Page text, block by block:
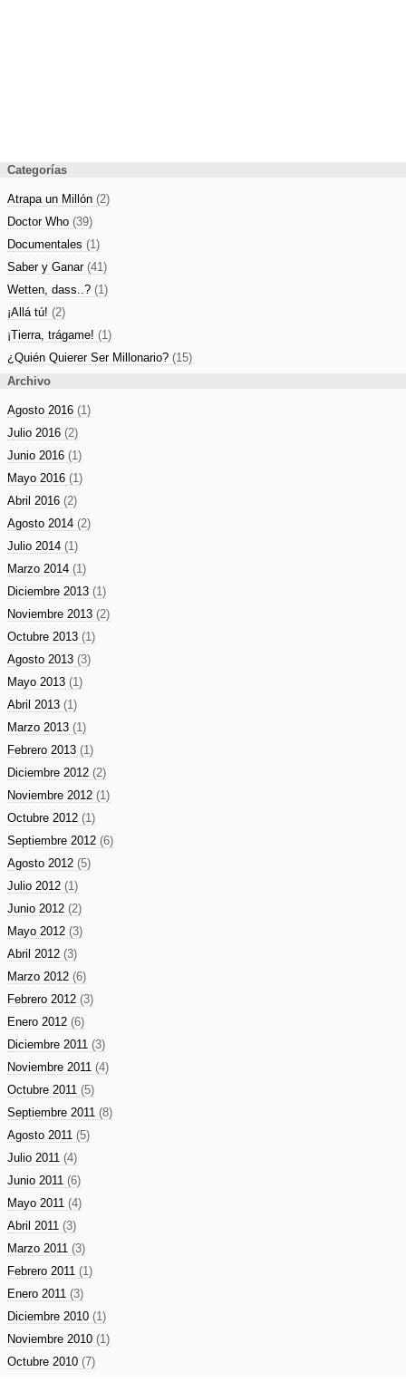
Categorías
Atrapa un Millón (2)
Doctor Who (39)
Documentales (1)
Saber y Ganar (41)
Wetten, dass..? (1)
¡Allá tú! (2)
¡Tierra, trágame! (1)
¿Quién Quierer Ser Millonario? (15)
Archivo
Agosto 2016 (1)
Julio 2016 (2)
Junio 2016 (1)
Mayo 2016 (1)
Abril 2016 (2)
Agosto 2014 (2)
Julio 2014 (1)
Marzo 2014 (1)
Diciembre 2013 (1)
Noviembre 2013 (2)
Octubre 2013 (1)
Agosto 2013 (3)
Mayo 2013 (1)
Abril 2013 (1)
Marzo 2013 (1)
Febrero 2013 (1)
Diciembre 2012 (2)
Noviembre 2012 (1)
Octubre 2012 (1)
Septiembre 2012 (6)
Agosto 2012 (5)
Julio 2012 (1)
Junio 2012 (2)
Mayo 2012 (3)
Abril 2012 (3)
Marzo 2012 (6)
Febrero 2012 (3)
Enero 2012 (6)
Diciembre 2011 (3)
Noviembre 2011 (4)
Octubre 2011 (5)
Septiembre 2011 (8)
Agosto 2011 (5)
Julio 2011 (4)
Junio 2011 (6)
Mayo 2011 (4)
Abril 2011 (3)
Marzo 2011 (3)
Febrero 2011 (1)
Enero 2011 (3)
Diciembre 2010 (1)
Noviembre 2010 (1)
Octubre 2010 (7)